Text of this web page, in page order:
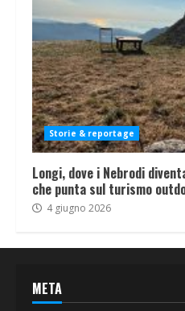
Storie & reportage
Longi, dove i Nebrodi
che punta sul turismo
4 giugno 2026
META